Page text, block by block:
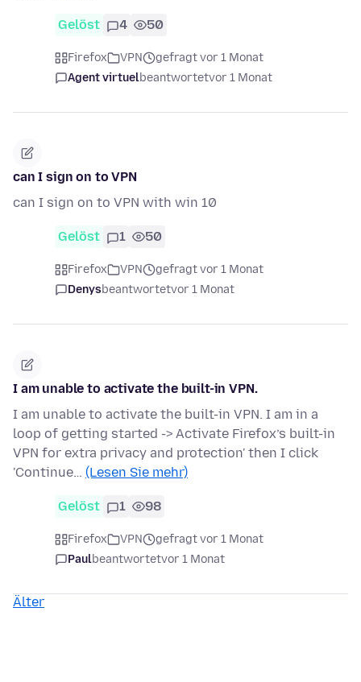
Gelöst 4 50
Firefox VPN
gefragt vor 1 Monat
Agent virtuelbeantwortetvor 1 Monat
can I sign on to VPN
can I sign on to VPN with win 10
Gelöst 1 50
Firefox VPN
gefragt vor 1 Monat
Denysbeantwortetvor 1 Monat
I am unable to activate the built-in VPN.
I am unable to activate the built-in VPN. I am in a
loop of getting started -> Activate Firefox’s built-in
VPN for extra privacy and protection' then I click
'Continue… (Lesen Sie mehr)
Gelöst 1 98
Firefox VPN
gefragt vor 1 Monat
Paulbeantwortetvor 1 Monat
Älter